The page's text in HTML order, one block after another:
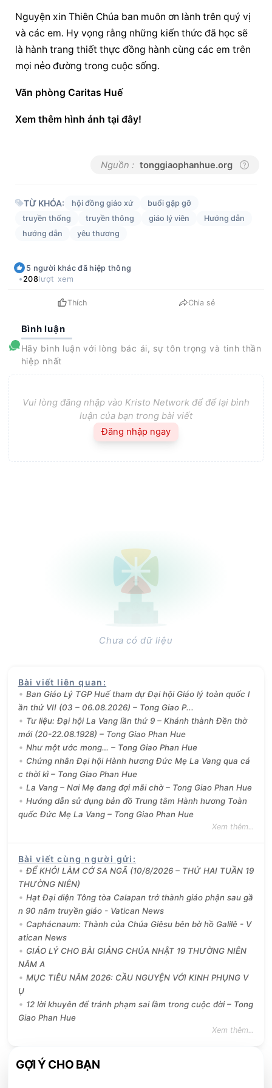
Nguyện xin Thiên Chúa ban muôn ơn lành trên quý vị
và các em. Hy vọng rằng những kiến thức đã học sẽ
là hành trang thiết thực đồng hành cùng các em trên
mọi nẻo đường trong cuộc sống.
Văn phòng Caritas Huế
Xem thêm hình ảnh tại đây!
Nguồn : tonggiaophanhue.org
TỪ KHÓA: hội đồng giáo xứ
buổi gặp gỡ
truyền thống
truyền thông giáo lý viên
Hướng dẫn
hướng dẫn
yêu thương
5 người khác đã hiệp thông
208lượt xem
Thích Chia sẻ
Bình luận
Hãy bình luận với lòng bác ái, sự tôn trọng và tinh thần
hiệp nhất
Vui lòng đăng nhập vào Kristo Network để để lại bình
luận của bạn trong bài viết
Đăng nhập ngay
Chưa có dữ liệu
Bài viết liên quan :
Ban Giáo Lý TGP Huế tham dự Đại hội Giáo lý toàn quốc l
ần thứ VII (03 – 06.08.2026) – Tong Giao P...
Tư liệu: Đại hội La Vang lần thứ 9 – Khánh thành Đền thờ
mới (20-22.08.1928) – Tong Giao Phan Hue
Như một ước mong… – Tong Giao Phan Hue
Chứng nhân Đại hội Hành hương Đức Mẹ La Vang qua cá
c thời kì – Tong Giao Phan Hue
La Vang – Nơi Mẹ đang đợi mãi chờ – Tong Giao Phan Hue
Hướng dẫn sử dụng bản đồ Trung tâm Hành hương Toàn
quốc Đức Mẹ La Vang – Tong Giao Phan Hue
Xem thêm...
Bài viết cùng người gửi :
ĐỂ KHỎI LÀM CỚ SA NGÃ (10/8/2026 – THỨ HAI TUẦN 19
THƯỜNG NIÊN)
Hạt Đại diện Tông tòa Calapan trở thành giáo phận sau gầ
n 90 năm truyền giáo - Vatican News
Caphácnaum: Thành của Chúa Giêsu bên bờ hồ Galilê - V
atican News
GIÁO LÝ CHO BÀI GIẢNG CHÚA NHẬT 19 THƯỜNG NIÊN
NĂM A
MỤC TIÊU NĂM 2026: CẦU NGUYỆN VỚI KINH PHỤNG V
Ụ
12 lời khuyên để tránh phạm sai lầm trong cuộc đời – Tong
Giao Phan Hue
Xem thêm...
GỢI Ý CHO BẠN